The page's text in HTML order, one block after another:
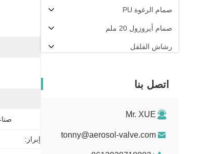
صمام الرغوة PU
صمام أيروزول 20 ملم
رشاش الفلفل
اتصل بنا
Mr. XUE
tonny@aerosol-valve.com إبراز: